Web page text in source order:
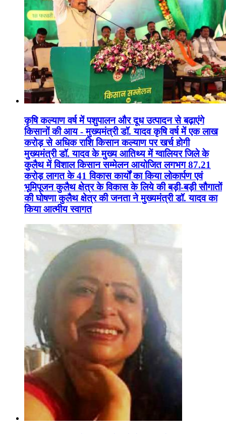
कृषि कल्याण वर्ष में पशुपालन और दूध उत्पादन से बढ़ाएंगे
किसानों की आय - मुख्यमंत्री डॉ. यादव कृषि वर्ष में एक लाख
करोड़ से अधिक राशि किसान कल्याण पर खर्च होगी
मुख्यमंत्री डॉ. यादव के मुख्य आतिथ्य में ग्वालियर जिले के
कुलैथ में विशाल किसान सम्मेलन आयोजित लगभग 87.21
करोड़ लागत के 41 विकास कार्यों का किया लोकार्पण एवं
भूमिपूजन कुलैथ क्षेत्र के विकास के लिये की बड़ी-बड़ी सौगातों
की घोषणा कुलैथ क्षेत्र की जनता ने मुख्यमंत्री डॉ. यादव का
किया आत्मीय स्वागत